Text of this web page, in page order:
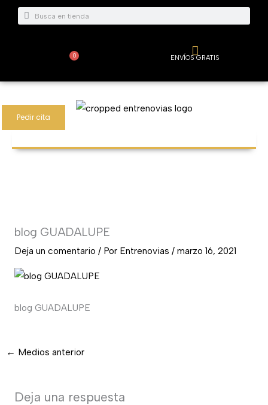
Buscar
Buscar
0
Carrito ENVÍOS GRATIS
Pedir cita
blog GUADALUPE
Deja un comentario / Por Entrenovias / marzo 16, 2021
blog GUADALUPE
← Medios anterior
Deja una respuesta